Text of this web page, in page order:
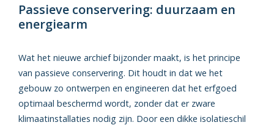
Passieve conservering: duurzaam en
energiearm
Wat het nieuwe archief bijzonder maakt, is het principe
van passieve conservering. Dit houdt in dat we het
gebouw zo ontwerpen en engineeren dat het erfgoed
optimaal beschermd wordt, zonder dat er zware
klimaatinstallaties nodig zijn. Door een dikke isolatieschil